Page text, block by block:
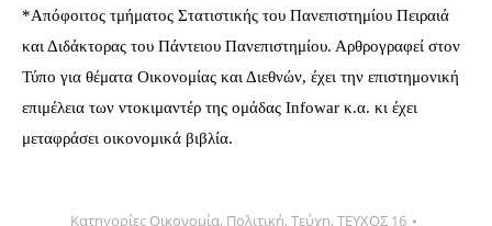
*Απόφοιτος τμήματος Στατιστικής του Πανεπιστημίου Πειραιά
και Διδάκτορας του Πάντειου Πανεπιστημίου. Αρθρογραφεί στον
Τύπο για θέματα Οικονομίας και Διεθνών, έχει την επιστημονική
επιμέλεια των ντοκιμαντέρ της ομάδας Infowar κ.α. κι έχει
μεταφράσει οικονομικά βιβλία.
Κατηγορίες Οικονομία, Πολιτική, Τεύχη, ΤΕΥΧΟΣ 16